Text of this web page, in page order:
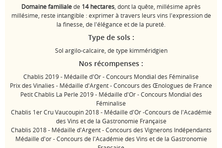
Domaine familialede 14 hectares, dont la quête, millésime après
millésime, reste intangible : exprimer à travers leurs vins l'expression de
la finesse, de l'élégance et de la pureté.
Type de sols :
Sol argilo-calcaire, de type kimméridgien
Nos récompenses :
Chablis 2019 - Médaille d'Or - Concours Mondial des Féminalise
Prix des Vinalies - Médaille d'Argent - Concours des Œnologues de France
Petit Chablis La Perle 2019 - Médaille d'Or - Concours Mondial des
Féminalise
Chablis 1er Cru Vaucoupin 2018 - Médaille d'Or -Concours de l'Académie
des Vins et de la Gastronomie Française
Chablis 2018 - Médaille d'Argent - Concours des Vignerons Indépendants
Médaille d'or - Concours de l'Académie des Vins et de la Gastronomie